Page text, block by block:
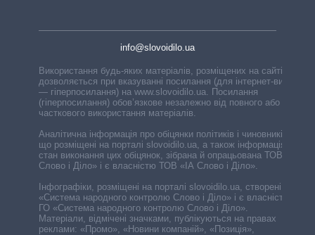
info@slovoidilo.ua
Використання будь-яких матеріалів, розміщених на сайті,
дозволяється при вказуванні посилання (для інтернет-видань
— гіперпосилання) на www.slovoidilo.ua. Посилання
(гіперпосилання) обов’язкове незалежно від повного або
часткового використання матеріалів.
Аналітична інформація про обіцянки політиків і чиновників,
що розміщені на порталі slovoidilo.ua, а також інформація про
стан виконання цих обіцянок, зібрана й опрацьована ТОВ «ІА
Слово і Діло» і є власністю ТОВ «ІА Слово і Діло».
Інфографіки, розміщені на порталі slovoidilo.ua, створені ГО
«Система народного контролю Слово і Діло» і є власністю
ГО «Система народного контролю Слово і Діло».
Матеріали, відмічені значками, публікуються на правах
реклами: «Промо», «Новини компаній», «Позиція»,